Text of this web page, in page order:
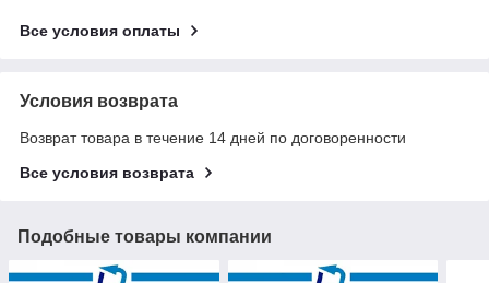
Все условия оплаты
Условия возврата
Возврат товара в течение 14 дней по договоренности
Все условия возврата
Подобные товары компании